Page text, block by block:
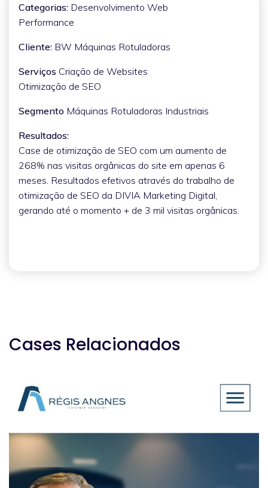
Categorias: Desenvolvimento Web
Performance
Cliente: BW Máquinas Rotuladoras
Serviços Criação de Websites
Otimização de SEO
Segmento Máquinas Rotuladoras Industriais
Resultados:
Case de otimização de SEO com um aumento de
268% nas visitas orgânicas do site em apenas 6
meses. Resultados efetivos através do trabalho de
otimização de SEO da DIVIA Marketing Digital,
gerando até o momento + de 3 mil visitas orgânicas.
Cases Relacionados